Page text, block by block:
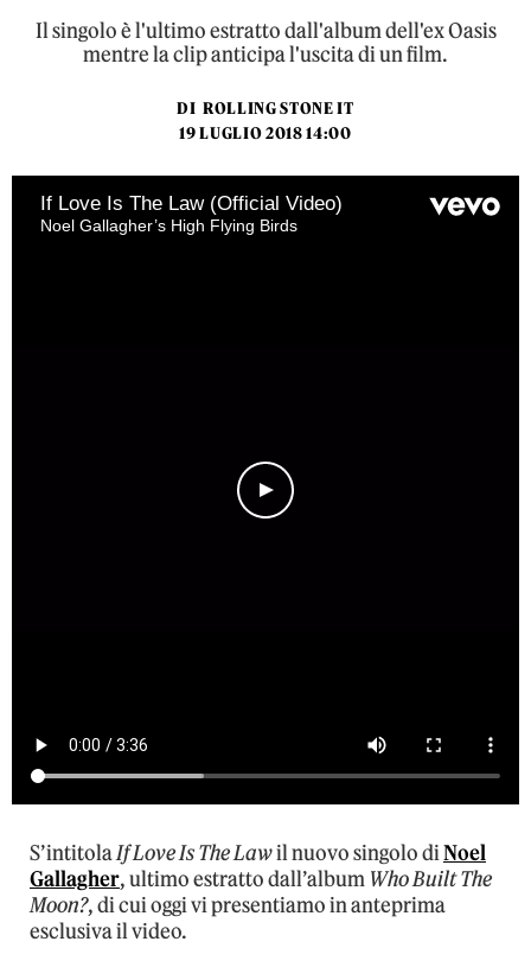
Il singolo è l'ultimo estratto dall'album dell'ex Oasis
mentre la clip anticipa l'uscita di un film.
DI ROLLING STONE IT
19 LUGLIO 2018 14:00
S’intitolaIf Love Is The Lawil nuovo singolo diNoel
Gallagher, ultimo estratto dall’album Who Built The
Moon?, di cui oggi vi presentiamo in anteprima
esclusiva il video.